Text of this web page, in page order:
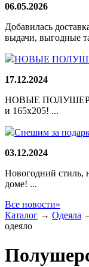
06.05.2026
Добавилась
выдачи, выгодные
НОВЫЕ
17.12.2024
НОВЫЕ
и 165х205! ...
Спешим за
03.12.2024
Новогодний стиль,
доме! ...
Все новости»
Каталог → Одеяла
одеяло